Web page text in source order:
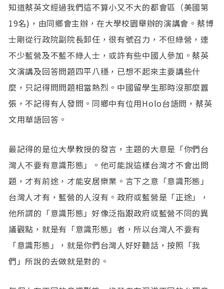
知道蔡英文經過我們這不算小又不大的都會區（美國第
19名)，由同鄉會主辦，在大學校園舉辦的演講會。蔡博
士剛從行政院副院長卸任，很有號召力，不但綠營，連
不少藍營及不藍不綠人士，或許有些中國人參加。蔡英
文演講及回答問題四平八穩，已想不起來主要講些什
麼，只記得問問題相當熱烈。中國留學生那時沒那麼囂
張，不記得有人發問。同鄉中有位用Holo台語問，蔡英
文用華語回答。
最記得的是位大學教授的發言，主題的大意是「你們台
灣人不要有意識形態」。他可能說這樣台灣才不會出問
題，才有前途，才能安居樂業。言下之意「意識形態」
台灣人才有，藍營的人沒有。政府或藍營是「正途」，
他所謂的「意識形態」好像泛指跟政府或藍營不同的異
議觀點，就是有「意識形態」者，所以台灣人不要有
「意識形態」，就是你們台灣人好好聽話，按照「我
們」所說的去做就是對的。